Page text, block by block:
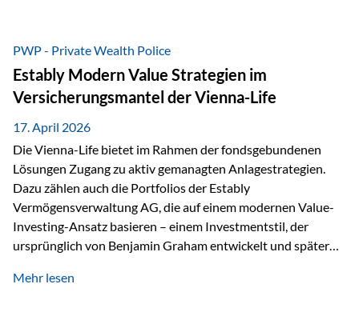
diesem Thema liefern unter anderem die praxisnahen
Ansätze von Finanzexperte Klaus Rost, der seit vielen Jahren
für eine verständliche und…
PWP - Private Wealth Police
Estably Modern Value Strategien im
Versicherungsmantel der Vienna-Life
17. April 2026
Die Vienna-Life bietet im Rahmen der fondsgebundenen
Lösungen Zugang zu aktiv gemanagten Anlagestrategien.
Dazu zählen auch die Portfolios der Estably
Vermögensverwaltung AG, die auf einem modernen Value-
Investing-Ansatz basieren – einem Investmentstil, der
ursprünglich von Benjamin Graham entwickelt und später
Modernes Value Investing als Grundlage Der
Mehr lesen